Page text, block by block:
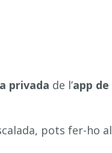
privada de l’app de
pots fer-ho al